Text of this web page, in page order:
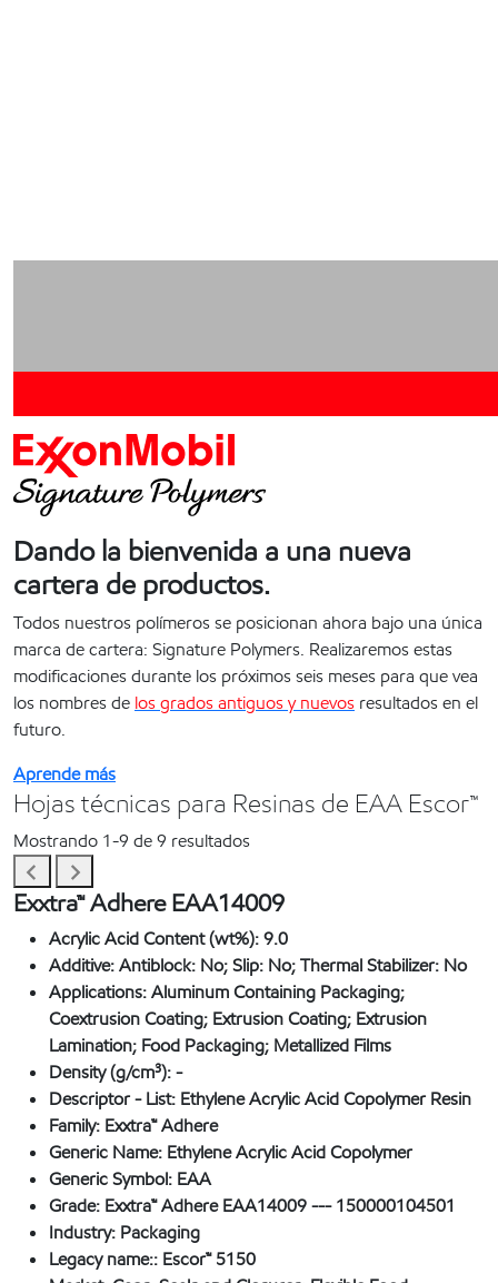
Dando la bienvenida a una nueva
cartera de productos.
Todos nuestros polímeros se posicionan ahora bajo una única
marca de cartera: Signature Polymers. Realizaremos estas
modificaciones durante los próximos seis meses para que vea
los nombres de los grados antiguos y nuevos resultados en el
futuro.
Aprende más
Hojas técnicas para Resinas de EAA Escor™
Mostrando 1-9 de 9 resultados
Exxtra™ Adhere EAA14009
Acrylic Acid Content (wt%):9.0
Additive:Antiblock: No; Slip: No; Thermal Stabilizer: No
Applications:Aluminum Containing Packaging;
Coextrusion Coating; Extrusion Coating; Extrusion
Lamination; Food Packaging; Metallized Films
Density (g/cm³):-
Descriptor - List: Ethylene Acrylic Acid Copolymer Resin
Family: Exxtra™ Adhere
Generic Name: Ethylene Acrylic Acid Copolymer
Generic Symbol: EAA
Grade: Exxtra™ Adhere EAA14009 --- 150000104501
Industry: Packaging
Legacy name:: Escor™ 5150